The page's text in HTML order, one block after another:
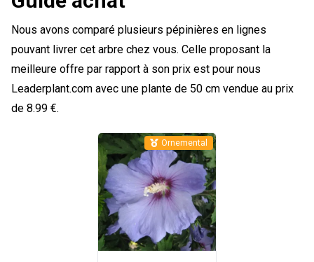
Nous avons comparé plusieurs pépinières en lignes
pouvant livrer cet arbre chez vous. Celle proposant la
meilleure offre par rapport à son prix est pour nous
Leaderplant.com avec une plante de 50 cm vendue au prix
de 8.99 €.
Ornemental